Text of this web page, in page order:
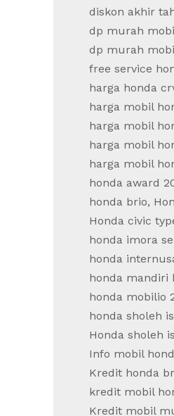
diskon akhir
dp murah
dp murah
free service
harga honda
harga mobil
harga mobil
harga mobil
harga mobil
honda award
honda brio,
Honda civic
honda imora
honda
honda mandiri
honda mobilio
honda sholeh
Honda sholeh
Info mobil
Kredit honda
kredit mobil
Kredit mobil